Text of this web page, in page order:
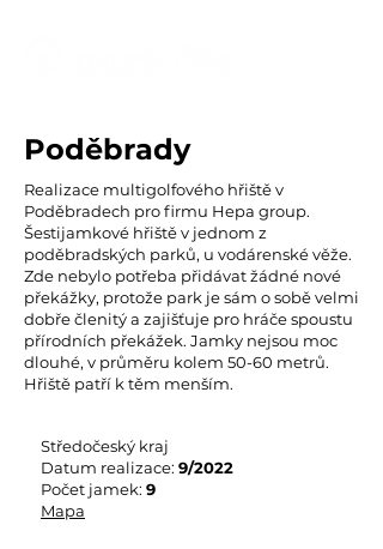
Poděbrady
Realizace multigolfového hřiště v
Poděbradech pro firmu Hepa group.
Šestijamkové hřiště v jednom z
poděbradských parků, u vodárenské věže.
Zde nebylo potřeba přidávat žádné nové
překážky, protože park je sám o sobě velmi
dobře členitý a zajišťuje pro hráče spoustu
přírodních překážek. Jamky nejsou moc
dlouhé, v průměru kolem 50-60 metrů.
Hřiště patří k těm menším.
Středočeský kraj
Datum realizace: 9/2022
Počet jamek: 9
Mapa